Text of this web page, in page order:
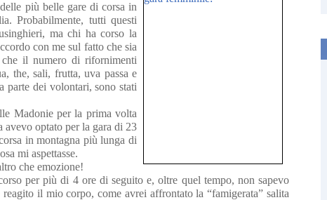
più belle gare di corsa in
Probabilmente, tutti questi
ma chi ha corso la
con me sul fatto che sia
il numero di rifornimenti
the, sali, frutta, uva passa e
parte dei volontari, sono stati
Madonie per la prima volta
avevo optato per la gara di 23
in montagna più lunga di
mi aspettasse.
che emozione!
per più di 4 ore di seguito e, oltre quel tempo, non sapevo
reagito il mio corpo, come avrei affrontato la “famigerata” salita